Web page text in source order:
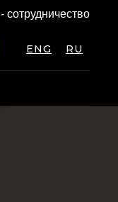
- сотрудничество
ENG RU